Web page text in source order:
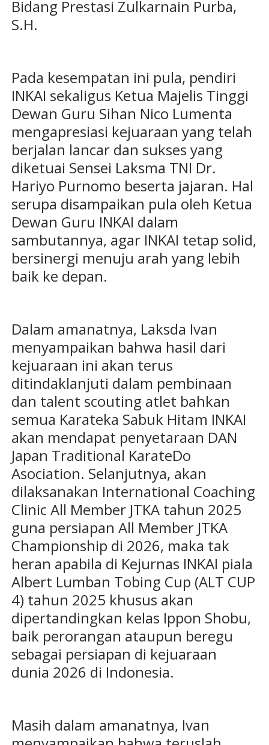
Bidang Prestasi Zulkarnain Purba,
S.H.
Pada kesempatan ini pula, pendiri
INKAI sekaligus Ketua Majelis Tinggi
Dewan Guru Sihan Nico Lumenta
mengapresiasi kejuaraan yang telah
berjalan lancar dan sukses yang
diketuai Sensei Laksma TNI Dr.
Hariyo Purnomo beserta jajaran. Hal
serupa disampaikan pula oleh Ketua
Dewan Guru INKAI dalam
sambutannya, agar INKAI tetap solid,
bersinergi menuju arah yang lebih
baik ke depan.
Dalam amanatnya, Laksda Ivan
menyampaikan bahwa hasil dari
kejuaraan ini akan terus
ditindaklanjuti dalam pembinaan
dan talent scouting atlet bahkan
semua Karateka Sabuk Hitam INKAI
akan mendapat penyetaraan DAN
Japan Traditional KarateDo
Asociation. Selanjutnya, akan
dilaksanakan International Coaching
Clinic All Member JTKA tahun 2025
guna persiapan All Member JTKA
Championship di 2026, maka tak
heran apabila di Kejurnas INKAI piala
Albert Lumban Tobing Cup (ALT CUP
4) tahun 2025 khusus akan
dipertandingkan kelas Ippon Shobu,
baik perorangan ataupun beregu
sebagai persiapan di kejuaraan
dunia 2026 di Indonesia.
Masih dalam amanatnya, Ivan